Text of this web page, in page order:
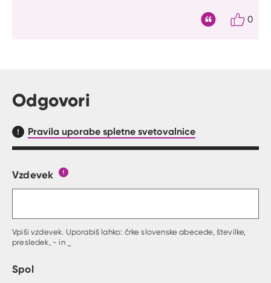
0
Odgovori
Pravila uporabe spletne svetovalnice
Obrazec, kjer lahko zastaviš vprašanje
Vzdevek
Vpiši vzdevek. Uporabiš lahko: črke slovenske abecede, številke,
presledek, - in _
Spol